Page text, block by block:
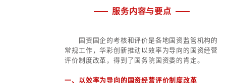
新优势。
可控，确保国民经济双循环畅通发展
产业体系，必须增强大局观与风险防
底线思维，不断提升产业链供应链
平，从战略层面打造能应对各种国际